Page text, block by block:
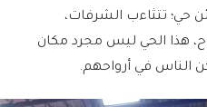
حي؛ تتثاءب الشرفات،
هذا الحي ليس مجرد مكان
الناس في أرواحهم.